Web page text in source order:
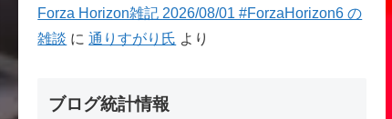
Forza Horizon雑記 2026/08/01 #ForzaHorizon6 の
雑談 に通りすがり氏 より
ブログ統計情報